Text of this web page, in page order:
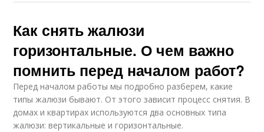
Как снять жалюзи
горизонтальные. О чем важно
помнить перед началом работ?
Перед началом работы мы подробно разберем, какие
типы жалюзи бывают. От этого зависит процесс снятия. В
домах и квартирах используются два основных типа
жалюзи: вертикальные и горизонтальные.